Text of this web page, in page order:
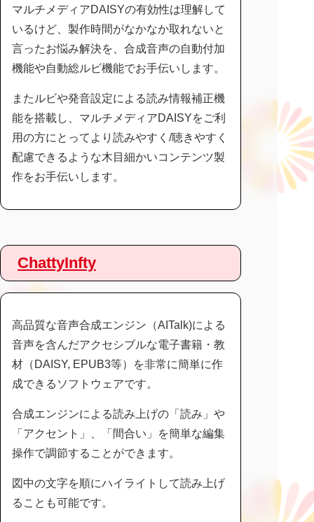
マルチメディアDAISYの有効性は理解して
いるけど、製作時間がなかなか取れないと
言ったお悩み解決を、合成音声の自動付加
機能や自動総ルビ機能でお手伝いします。
またルビや発音設定による読み情報補正機
能を搭載し、マルチメディアDAISYをご利
用の方にとってより読みやすく/聴きやすく
配慮できるような木目細かいコンテンツ製
作をお手伝いします。
ChattyInfty
高品質な音声合成エンジン（AITalk)による
音声を含んだアクセシブルな電子書籍・教
材（DAISY, EPUB3等）を非常に簡単に作
成できるソフトウェアです。
合成エンジンによる読み上げの「読み」や
「アクセント」、「間合い」を簡単な編集
操作で調節することができます。
図中の文字を順にハイライトして読み上げ
ることも可能です。